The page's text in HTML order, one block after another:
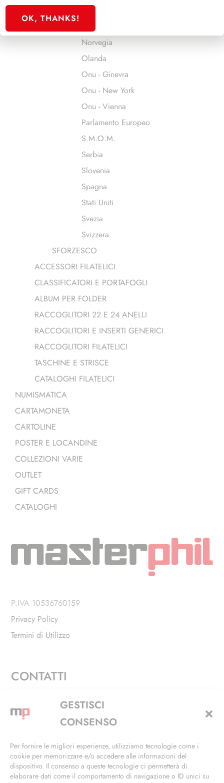
GESTISCI
CONSENSO
Per fornire le migliori esperienze, utilizziamo tecnologie come i
cookie per memorizzare e/o accedere alle informazioni del
dispositivo. Il consenso a queste tecnologie ci permetterà di
elaborare dati come il comportamento di navigazione o ID unici su
Monaco
Montenegro
Norvegia
Olanda
Onu - Ginevra
Onu - New York
Onu - Vienna
Parlamento Europeo
S.M.O.M.
Serbia
Slovenia
Spagna
Stati Uniti
Svezia
Svizzera
SFORZESCO
ACCESSORI FILATELICI
CLASSIFICATORI E PORTAFOGLI
ALBUM PER FOLDER
RACCOGLITORI 22 E 24 ANELLI
RACCOGLITORI E INSERTI GENERICI
RACCOGLITORI FILATELICI
TASCHINE E STRISCE
CATALOGHI FILATELICI
NUMISMATICA
CARTAMONETA
CARTOLINE
POSTER E LOCANDINE
COLLEZIONI VARIE
OUTLET
GIFT CARDS
CATALOGHI
P.IVA 10536760159
Privacy Policy
Termini di Utilizzo
CONTATTI
Via Alfieri, 27 - Trezzano Sul Naviglio (MI)
+39 02 4846 3155
info@masterphil.it
OK, THANKS!